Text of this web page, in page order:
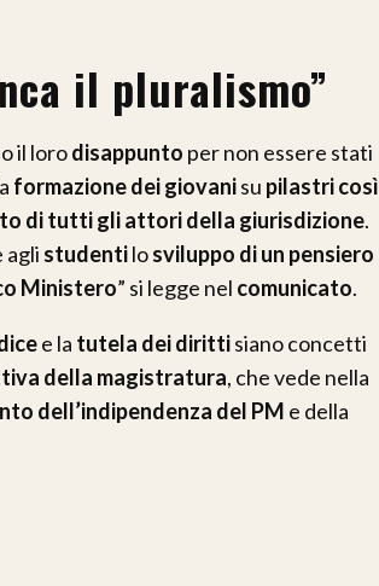
il pluralismo”
il lorodisappunto per non essere stati
formazione dei giovanisu pilastri così
di tutti gli attori della giurisdizione.
agli studentilosviluppo di un pensiero
Ministero” si legge nel comunicato.
e la tutela dei dirittisiano concetti
della magistratura, che vede nella
dell’indipendenza del PM e della